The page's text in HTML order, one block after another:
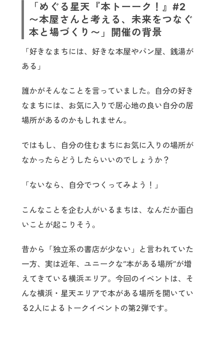
「めぐる星天『本トーーク！』#2
〜本屋さんと考える、未来をつなぐ
本と場づくり〜」開催の背景
「好きなまちには、好きな本屋やパン屋、銭湯が
ある」
誰かがそんなことを言っていました。自分の好き
なまちには、お気に入りで居心地の良い自分の居
場所があるのかもしれません。
ではもし、自分の住むまちにお気に入りの場所が
なかったらどうしたらいいのでしょうか？
「ないなら、自分でつくってみよう！」
こんなことを企む人がいるまちは、なんだか面白
いことが起こりそう。
昔から「独立系の書店が少ない」と言われていた
一方、実は近年、ユニークな”本がある場所”が増
えてきている横浜エリア。今回のイベントは、そ
んな横浜・星天エリアで本がある場所を開いてい
る2人によるトークイベントの第2弾です。